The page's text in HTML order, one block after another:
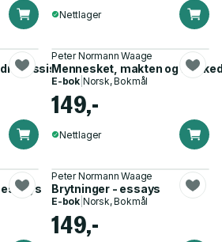
Nettlager
russiske vitser
Peter Normann Waage
Mennesket, makten og
E-bok Norsk, Bokmål
149,-
Nettlager
Peter Normann Waage
Brytninger - essays
E-bok Norsk, Bokmål
149,-